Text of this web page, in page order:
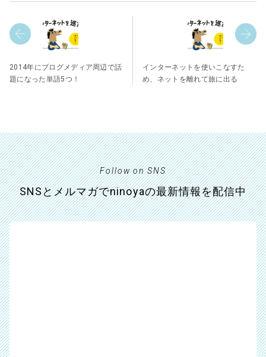
2014年にブログメディア周辺で話
題になった単語5つ！
インターネットを使いこなすた
め、ネットを離れて旅に出る
Follow on SNS
SNSとメルマガでninoyaの最新情報を配信中